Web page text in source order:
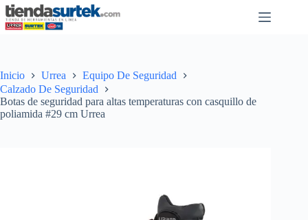
Saltar
al
contenido
Inicio Urrea
Equipo De Seguridad
Calzado De Seguridad
Botas de seguridad para altas temperaturas con casquillo de
poliamida #29 cm Urrea